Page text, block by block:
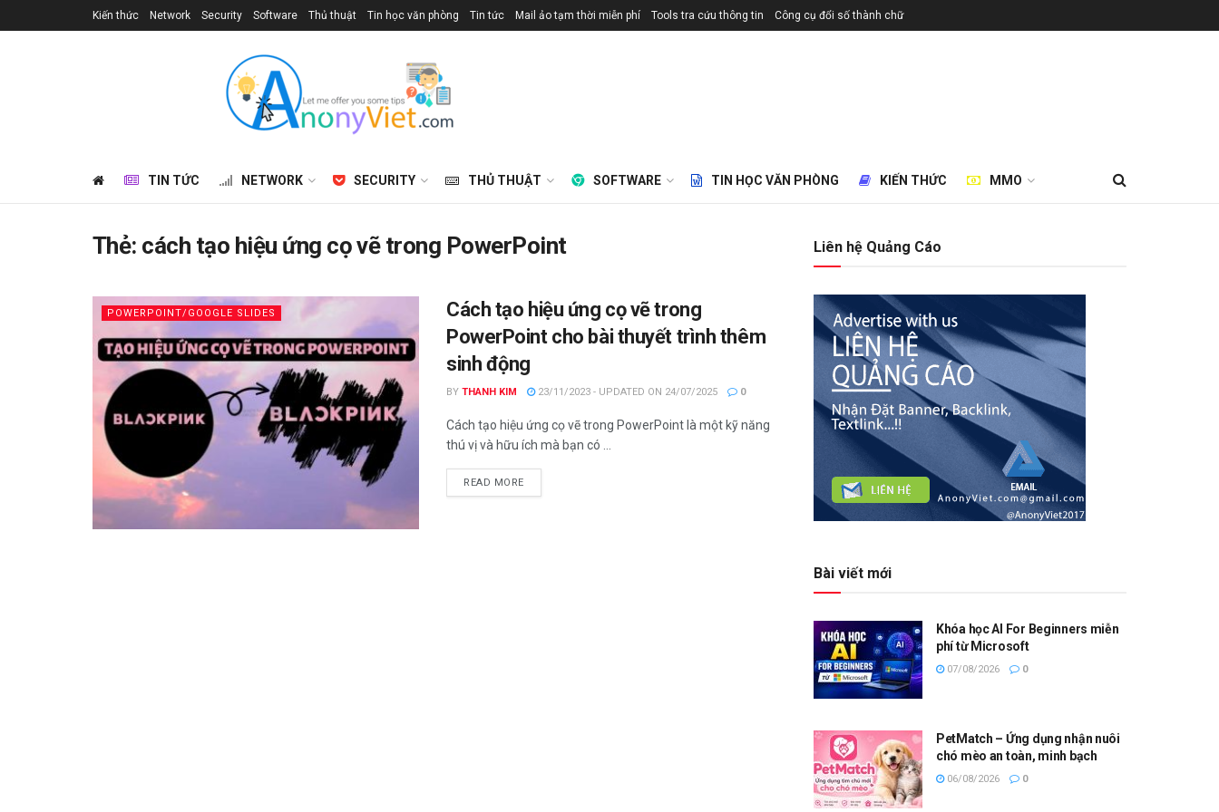
Kiến thức Network Security Software Thủ thuật Tin học văn phòng Tin tức Mail ảo tạm thời miễn phí Tools tra cứu thông tin Công cụ đổi số thành chữ
TIN TỨC NETWORK SECURITY THỦ THUẬT SOFTWARE TIN HỌC VĂN PHÒNG KIẾN THỨC MMO
Thẻ: cách tạo hiệu ứng cọ vẽ trong PowerPoint
POWERPOINT/GOOGLE SLIDES
Cách tạo hiệu ứng cọ vẽ trong
PowerPoint cho bài thuyết trình thêm
sinh động
BY THANH KIM 23/11/2023 - UPDATED ON 24/07/2025 0
Cách tạo hiệu ứng cọ vẽ trong PowerPoint là một kỹ năng
thú vị và hữu ích mà bạn có ...
READ MOREDETAILS
Liên hệ Quảng Cáo
Bài viết mới
Khóa học AI For Beginners miễn
phí từ Microsoft
07/08/2026 0
PetMatch – Ứng dụng nhận nuôi
chó mèo an toàn, minh bạch
06/08/2026 0